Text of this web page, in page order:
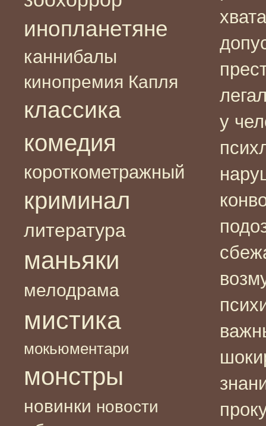
инопланетяне
каннибалы
кинопремия Капля
классика
комедия
короткометражный
криминал
литература
маньяки
мелодрама
мистика
мокьюментари
монстры
новинки новости
у